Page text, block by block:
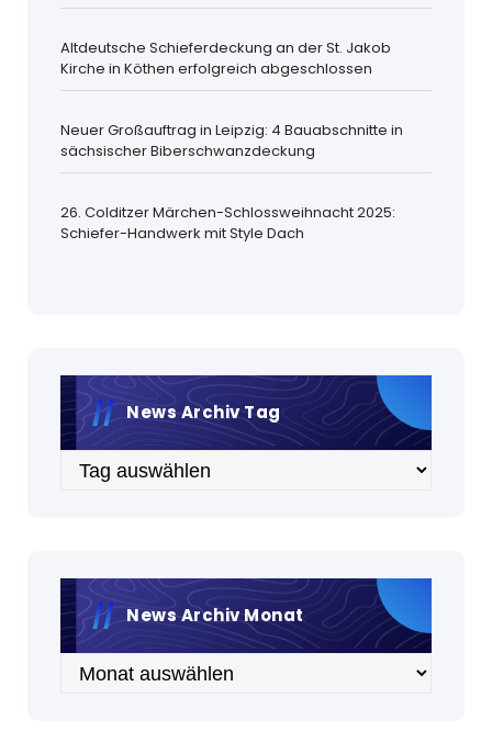
Altdeutsche Schieferdeckung an der St. Jakob
Kirche in Köthen erfolgreich abgeschlossen
Neuer Großauftrag in Leipzig: 4 Bauabschnitte in
sächsischer Biberschwanzdeckung
26. Colditzer Märchen-Schlossweihnacht 2025:
Schiefer-Handwerk mit Style Dach
News Archiv Tag
Archiv
News Archiv Monat
Archiv